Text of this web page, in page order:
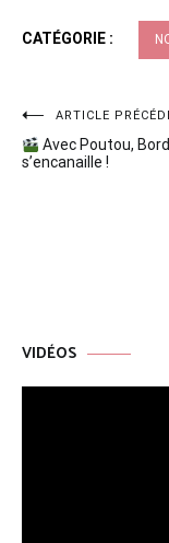
CATÉGORIE :
Navigation
de
ARTICLE
Avec Poutou,
s’encanaille !
VIDÉOS